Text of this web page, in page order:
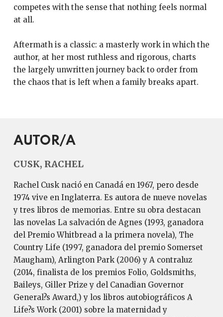
competes with the sense that nothing feels normal
at all.
Aftermath is a classic: a masterly work in which the
author, at her most ruthless and rigorous, charts
the largely unwritten journey back to order from
the chaos that is left when a family breaks apart.
AUTOR/A
CUSK, RACHEL
Rachel Cusk nació en Canadá en 1967, pero desde
1974 vive en Inglaterra. Es autora de nueve novelas
y tres libros de memorias. Entre su obra destacan
las novelas La salvación de Agnes (1993, ganadora
del Premio Whitbread a la primera novela), The
Country Life (1997, ganadora del premio Somerset
Maugham), Arlington Park (2006) y A contraluz
(2014, finalista de los premios Folio, Goldsmiths,
Baileys, Giller Prize y del Canadian Governor
General?s Award,) y los libros autobiográficos A
Life?s Work (2001) sobre la maternidad y